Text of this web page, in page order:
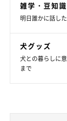
雑学・豆知識
明日誰かに話し
犬グッズ
犬との暮らしに
まで